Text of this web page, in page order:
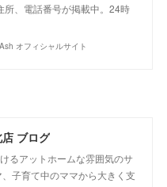
所、電話番号が掲載中。24時
オフィシャルサイト
ブログ
るアットホームな雰囲気のサ
子育て中のママから大きく支